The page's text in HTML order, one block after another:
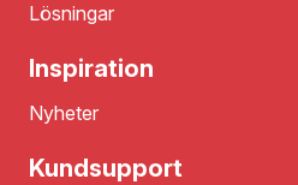
Lösningar
Inspiration
Nyheter
Kundsupport